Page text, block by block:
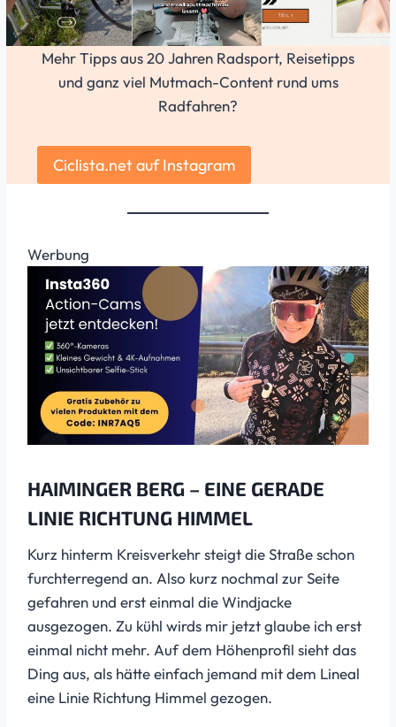
Mehr Tipps aus 20 Jahren Radsport, Reisetipps
und ganz viel Mutmach-Content rund ums
Radfahren?
Ciclista.net auf Instagram
Werbung
HAIMINGER BERG – EINE GERADE
LINIE RICHTUNG HIMMEL
Kurz hinterm Kreisverkehr steigt die Straße schon
furchterregend an. Also kurz nochmal zur Seite
gefahren und erst einmal die Windjacke
ausgezogen. Zu kühl wirds mir jetzt glaube ich erst
einmal nicht mehr. Auf dem Höhenprofil sieht das
Ding aus, als hätte einfach jemand mit dem Lineal
eine Linie Richtung Himmel gezogen.